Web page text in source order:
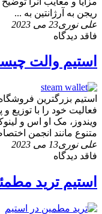
ریجن به آرژانتین به ...
علی نوری23 می 2023
فاقد دیدگاه
استیم والت
استیم بزرگترین
فعالیت خود را با توزیع
ویندوز، مک او اس و
متنوع مانند انجمن
علی نوری13 می 2023
فاقد دیدگاه
استیم ترید